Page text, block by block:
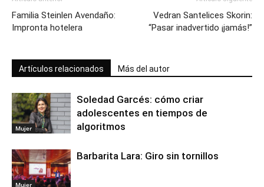
Familia Steinlen Avendaño:
Impronta hotelera
Vedran Santelices Skorin:
“Pasar inadvertido ¡jamás!”
Artículos relacionados Más del autor
Mujer
Soledad Garcés: cómo criar
adolescentes en tiempos de
algoritmos
Mujer
Barbarita Lara: Giro sin tornillos